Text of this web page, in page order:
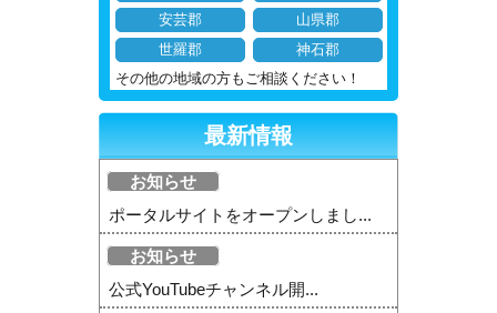
安芸郡
山県郡
世羅郡
神石郡
その他の地域の方もご相談ください！
最新情報
お知らせ
ポータルサイトをオープンしまし...
お知らせ
公式YouTubeチャンネル開...